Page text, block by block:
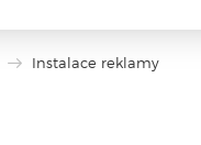
Instalace reklamy